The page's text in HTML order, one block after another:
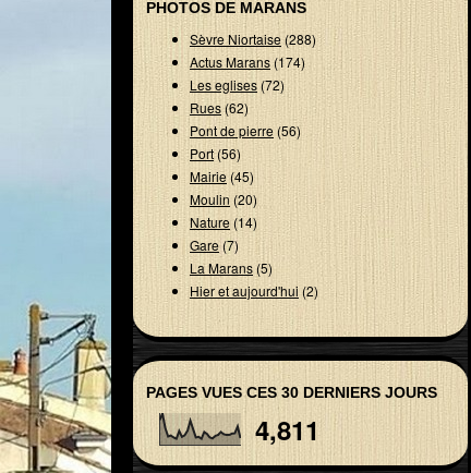
PHOTOS DE MARANS
Sèvre Niortaise(288)
Actus Marans (174)
Les eglises(72)
Rues(62)
Pont de pierre(56)
Port(56)
Mairie(45)
Moulin(20)
Nature(14)
Gare (7)
La Marans(5)
Hier et aujourd'hui (2)
PAGES VUES CES 30 DERNIERS JOURS
4,811